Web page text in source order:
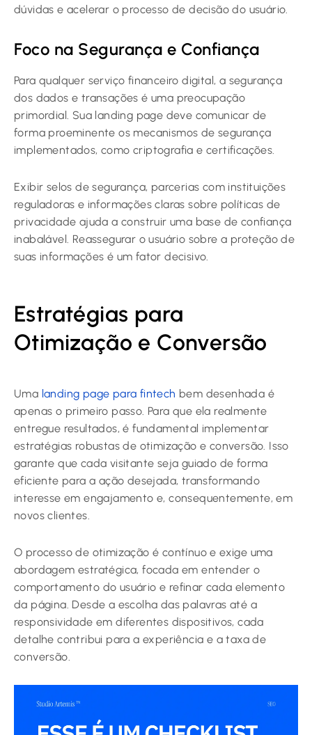
dúvidas e acelerar o processo de decisão do usuário.
Foco na Segurança e Confiança
Para qualquer serviço financeiro digital, a segurança
dos dados e transações é uma preocupação
primordial. Sua landing page deve comunicar de
forma proeminente os mecanismos de segurança
implementados, como criptografia e certificações.
Exibir selos de segurança, parcerias com instituições
reguladoras e informações claras sobre políticas de
privacidade ajuda a construir uma base de confiança
inabalável. Reassegurar o usuário sobre a proteção de
suas informações é um fator decisivo.
Estratégias para
Otimização e Conversão
Uma landing page para fintech bem desenhada é
apenas o primeiro passo. Para que ela realmente
entregue resultados, é fundamental implementar
estratégias robustas de otimização e conversão. Isso
garante que cada visitante seja guiado de forma
eficiente para a ação desejada, transformando
interesse em engajamento e, consequentemente, em
novos clientes.
O processo de otimização é contínuo e exige uma
abordagem estratégica, focada em entender o
comportamento do usuário e refinar cada elemento
da página. Desde a escolha das palavras até a
responsividade em diferentes dispositivos, cada
detalhe contribui para a experiência e a taxa de
conversão.